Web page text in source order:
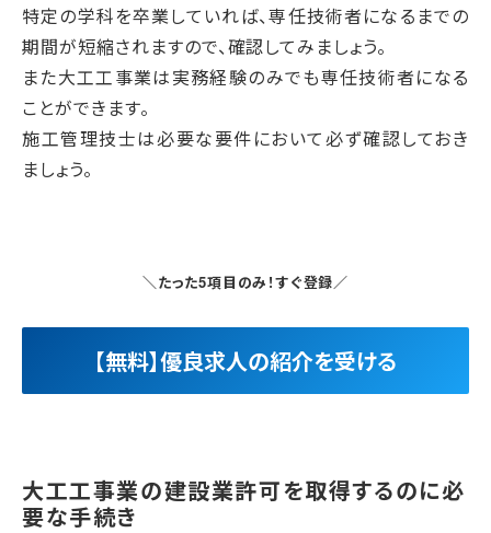
特定の学科を卒業していれば、専任技術者になるまでの
期間が短縮されますので、確認してみましょう。
また大工工事業は実務経験のみでも専任技術者になる
ことができます。
施工管理技士は必要な要件において必ず確認しておき
ましょう。
＼たった5項目のみ！すぐ登録／
【無料】優良求人の紹介を受ける
大工工事業の建設業許可を取得するのに必
要な手続き